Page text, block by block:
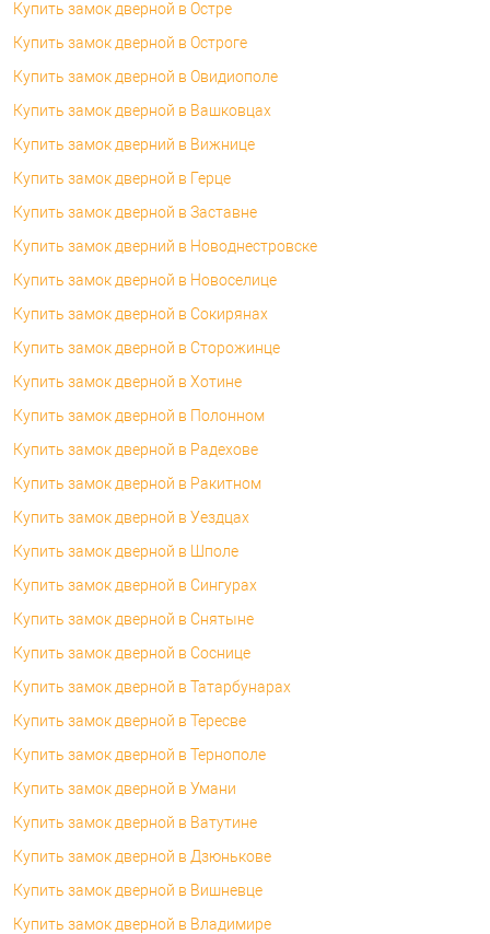
Купить замок дверной в Остре
Купить замок дверной в Остроге
Купить замок дверной в Овидиополе
Купить замок дверной в Вашковцах
Купить замок дверний в Вижнице
Купить замок дверной в Герце
Купить замок дверной в Заставне
Купить замок дверний в Новоднестровске
Купить замок дверной в Новоселице
Купить замок дверной в Сокирянах
Купить замок дверной в Сторожинце
Купить замок дверной в Хотине
Купить замок дверной в Полонном
Купить замок дверной в Радехове
Купить замок дверной в Ракитном
Купить замок дверной в Уездцах
Купить замок дверной в Шполе
Купить замок дверной в Сингурах
Купить замок дверной в Снятыне
Купить замок дверной в Соснице
Купить замок дверной в Татарбунарах
Купить замок дверной в Тересве
Купить замок дверной в Тернополе
Купить замок дверной в Умани
Купить замок дверной в Ватутине
Купить замок дверной в Дзюнькове
Купить замок дверной в Вишневце
Купить замок дверной в Владимире